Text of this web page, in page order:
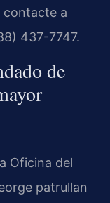
contacte a
437-7747.
de
Oficina del
patrullan